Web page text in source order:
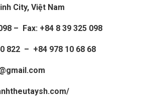
City, Việt Nam
– Fax: +84 8 39 325 098
822 – +84 978 10 68 68